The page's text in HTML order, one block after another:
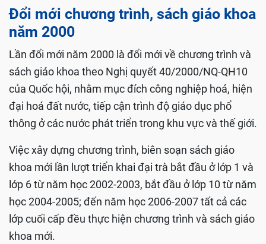
Đổi mới chương trình, sách giáo khoa
năm 2000
Lần đổi mới năm 2000 là đổi mới về chương trình và
sách giáo khoa theo Nghị quyết 40/2000/NQ-QH10
của Quốc hội, nhằm mục đích công nghiệp hoá, hiện
đại hoá đất nước, tiếp cận trình độ giáo dục phổ
thông ở các nước phát triển trong khu vực và thế giới.
Việc xây dựng chương trình, biên soạn sách giáo
khoa mới lần lượt triển khai đại trà bắt đầu ở lớp 1 và
lớp 6 từ năm học 2002-2003, bắt đầu ở lớp 10 từ năm
học 2004-2005; đến năm học 2006-2007 tất cả các
lớp cuối cấp đều thực hiện chương trình và sách giáo
khoa mới.